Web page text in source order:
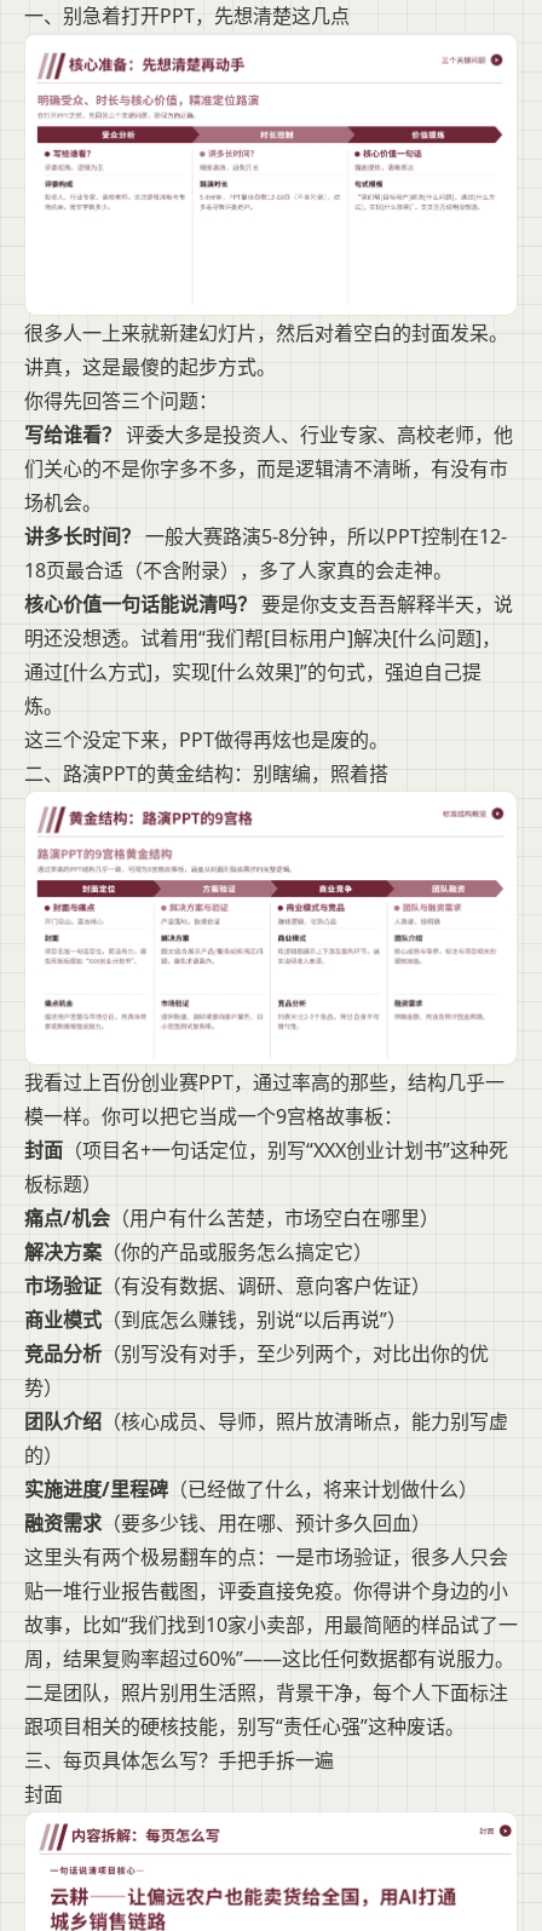
一、别急着打开PPT，先想清楚这几点
很多人一上来就新建幻灯片，然后对着空白的封面发呆。
讲真，这是最傻的起步方式。
你得先回答三个问题：
写给谁看？ 评委大多是投资人、行业专家、高校老师，他
们关心的不是你字多不多，而是逻辑清不清晰，有没有市
场机会。
讲多长时间？ 一般大赛路演5-8分钟，所以PPT控制在12-
18页最合适（不含附录），多了人家真的会走神。
核心价值一句话能说清吗？ 要是你支支吾吾解释半天，说
明还没想透。试着用“我们帮[目标用户]解决[什么问题]，
通过[什么方式]，实现[什么效果]”的句式，强迫自己提
炼。
这三个没定下来，PPT做得再炫也是废的。
二、路演PPT的黄金结构：别瞎编，照着搭
我看过上百份创业赛PPT，通过率高的那些，结构几乎一
模一样。你可以把它当成一个9宫格故事板：
封面 （项目名+一句话定位，别写“XXX创业计划书”这种死
板标题）
痛点/机会 （用户有什么苦楚，市场空白在哪里）
解决方案 （你的产品或服务怎么搞定它）
市场验证 （有没有数据、调研、意向客户佐证）
商业模式 （到底怎么赚钱，别说“以后再说”）
竞品分析 （别写没有对手，至少列两个，对比出你的优
势）
团队介绍 （核心成员、导师，照片放清晰点，能力别写虚
的）
实施进度/里程碑 （已经做了什么，将来计划做什么）
融资需求 （要多少钱、用在哪、预计多久回血）
这里头有两个极易翻车的点：一是市场验证，很多人只会
贴一堆行业报告截图，评委直接免疫。你得讲个身边的小
故事，比如“我们找到10家小卖部，用最简陋的样品试了一
周，结果复购率超过60%”——这比任何数据都有说服力。
二是团队，照片别用生活照，背景干净，每个人下面标注
跟项目相关的硬核技能，别写“责任心强”这种废话。
三、每页具体怎么写？手把手拆一遍
封面